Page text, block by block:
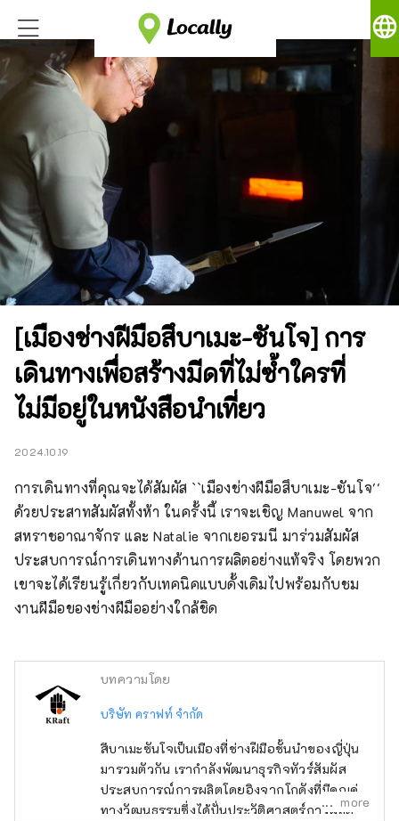
language
[เมืองช่างฝีมือสึบาเมะ-ซันโจ] การ
เดินทางเพื่อสร้างมีดที่ไม่ซ้ำใครที่
ไม่มีอยู่ในหนังสือนำเที่ยว
2024.10.19
การเดินทางที่คุณจะได้สัมผัส ``เมืองช่างฝีมือสึบาเมะ-ซันโจ''
ด้วยประสาทสัมผัสทั้งห้า ในครั้งนี้ เราจะเชิญ Manuwel จาก
สหราชอาณาจักร และ Natalie จากเยอรมนี มาร่วมสัมผัส
ประสบการณ์การเดินทางด้านการผลิตอย่างแท้จริง โดยพวก
เขาจะได้เรียนรู้เกี่ยวกับเทคนิคแบบดั้งเดิมไปพร้อมกับชม
งานฝีมือของช่างฝีมืออย่างใกล้ชิด
บทความโดย
บริษัท คราฟท์ จำกัด
สึบาเมะซันโจเป็นเมืองที่ช่างฝีมือชั้นนำของญี่ปุ่น
มารวมตัวกัน เรากำลังพัฒนาธุรกิจทัวร์สัมผัส
ประสบการณ์การผลิตโดยอิงจากโกดังที่มีคุณค่า
ทางวัฒนธรรมซึ่งได้ปั่นประวัติศาสตร์การผลิตmore